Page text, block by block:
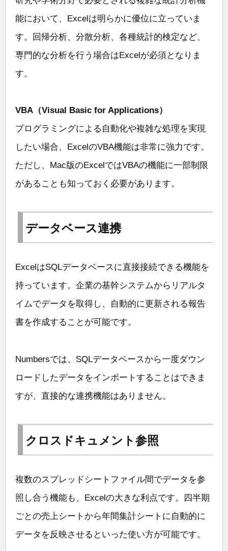
能において、Excelは明らかに優位に立っていま
す。回帰分析、分散分析、各種統計的検定など、
専門的な分析を行う場合はExcelが必須となりま
す。
VBA（Visual Basic for Applications）
プログラミングによる自動化や複雑な処理を実現
したい場合、ExcelのVBA機能は非常に強力です。
ただし、Mac版のExcelではVBAの機能に一部制限
があることも知っておく必要があります。
データベース連携
ExcelはSQLデータベースに直接接続できる機能を
持っています。企業の基幹システムからリアルタ
イムでデータを取得し、自動的に更新される報告
書を作成することが可能です。
Numbersでは、SQLデータベースから一度ダウン
ロードしたデータをインポートすることはできま
すが、直接的な連携機能はありません。
クロスドキュメント参照
複数のスプレッドシートファイル間でデータを参
照し合う機能も、Excelの大きな利点です。四半期
ごとの売上シートから年間集計シートに自動的に
データを反映させるといった使い方が可能です。